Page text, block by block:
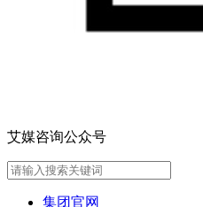
艾媒咨询公众号
集团官网